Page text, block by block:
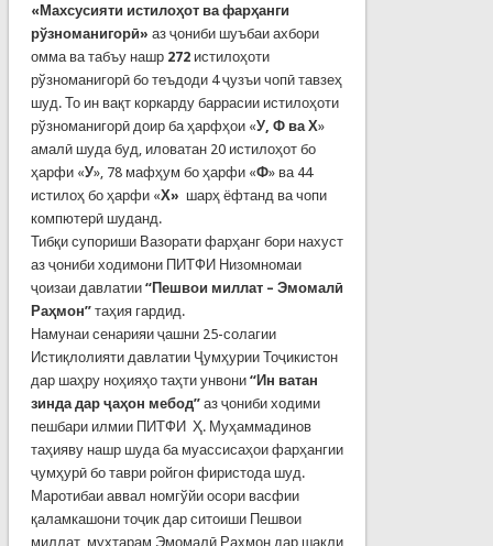
«Махсусияти истилоҳот ва фарҳанги
рўзноманигорӣ» аз ҷониби шуъбаи ахбори
омма ва табъу нашр 272 истилоҳоти
рўзноманигорӣ бо теъдоди 4 ҷузъи чопӣ тавзеҳ
шуд. То ин вақт коркарду баррасии истилоҳоти
рўзноманигорӣ доир ба ҳарфҳои «У, Ф ва Х»
амалӣ шуда буд, иловатан 20 истилоҳот бо
ҳарфи «У», 78 мафҳум бо ҳарфи «Ф» ва 44
истилоҳ бо ҳарфи «Х» шарҳ ёфтанд ва чопи
компютерӣ шуданд.
Тибқи супориши Вазорати фарҳанг бори нахуст
аз ҷониби ходимони ПИТФИ Низомномаи
ҷоизаи давлатии “Пешвои миллат – Эмомалӣ
Раҳмон”таҳия гардид.
Намунаи сенарияи ҷашни 25-солагии
Истиқлолияти давлатии Ҷумҳурии Тоҷикистон
дар шаҳру ноҳияҳо таҳти унвони “Ин ватан
зинда дар ҷаҳон мебод” аз ҷониби ходими
пешбари илмии ПИТФИ Ҳ. Муҳаммадинов
таҳияву нашр шуда ба муассисаҳои фарҳангии
ҷумҳурӣ бо таври ройгон фиристода шуд.
Маротибаи аввал номгўйи осори васфии
қаламкашони тоҷик дар ситоиши Пешвои
миллат, муҳтарам Эмомалӣ Раҳмон дар шакли